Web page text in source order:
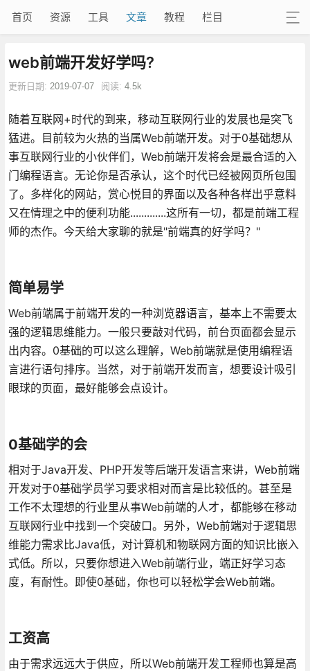
首页 资源 工具 文章 教程 栏目
web前端开发好学吗?
更新日期: 2019-07-07 阅读: 4.5k
随着互联网+时代的到来，移动互联网行业的发展也是突飞
猛进。目前较为火热的当属Web前端开发。对于0基础想从
事互联网行业的小伙伴们，Web前端开发将会是最合适的入
门编程语言。无论你是否承认，这个时代已经被网页所包围
了。多样化的网站，赏心悦目的界面以及各种各样出乎意料
又在情理之中的便利功能.............这所有一切，都是前端工程
师的杰作。今天给大家聊的就是"前端真的好学吗？"
简单易学
Web前端属于前端开发的一种浏览器语言，基本上不需要太
强的逻辑思维能力。一般只要敲对代码，前台页面都会显示
出内容。0基础的可以这么理解，Web前端就是使用编程语
言进行语句排序。当然，对于前端开发而言，想要设计吸引
眼球的页面，最好能够会点设计。
0基础学的会
相对于Java开发、PHP开发等后端开发语言来讲，Web前端
开发对于0基础学员学习要求相对而言是比较低的。甚至是
工作不太理想的行业里从事Web前端的人才，都能够在移动
互联网行业中找到一个突破口。另外，Web前端对于逻辑思
维能力需求比Java低，对计算机和物联网方面的知识比嵌入
式低。所以，只要你想进入Web前端行业，端正好学习态
度，有耐性。即使0基础，你也可以轻松学会Web前端。
工资高
由于需求远远大于供应，所以Web前端开发工程师也算是高